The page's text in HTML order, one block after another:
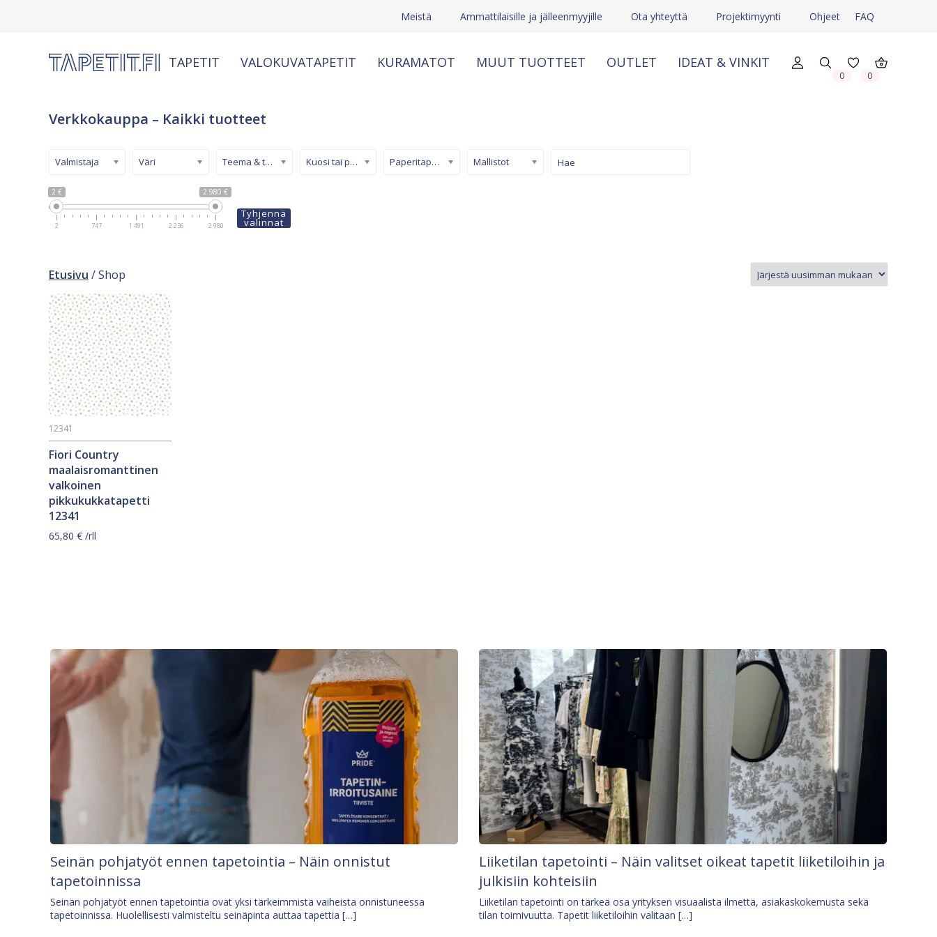
Meistä Ammattilaisille ja jälleenmyyjille Ota yhteyttä Projektimyynti Ohjeet FAQ
TAPETIT VALOKUVATAPETIT KURAMATOT MUUT TUOTTEET OUTLET IDEAT & VINKIT
0 0
Verkkokauppa – Kaikki tuotteet
2 € 2 980 €
2 747 1 491 2 236 2 980
Valmistaja Väri Teema & tyyli Kuosi tai pinta Paperitapetti Mallistot
Tyhjennä
valinnat
Etusivu / Shop
Fiori Country
maalaisromanttinen
valkoinen
pikkukukkatapetti
12341
12341
65,80 € /rll
Seinän pohjatyöt ennen tapetointia – Näin onnistut
tapetoinnissa
Seinän pohjatyöt ennen tapetointia ovat yksi tärkeimmistä vaiheista onnistuneessa
tapetoinnissa. Huolellisesti valmisteltu seinäpinta auttaa tapettia […]
Liiketilan tapetointi – Näin valitset oikeat tapetit liiketiloihin ja
julkisiin kohteisiin
Liiketilan tapetointi on tärkeä osa yrityksen visuaalista ilmettä, asiakaskokemusta sekä
tilan toimivuutta. Tapetit liiketiloihin valitaan […]